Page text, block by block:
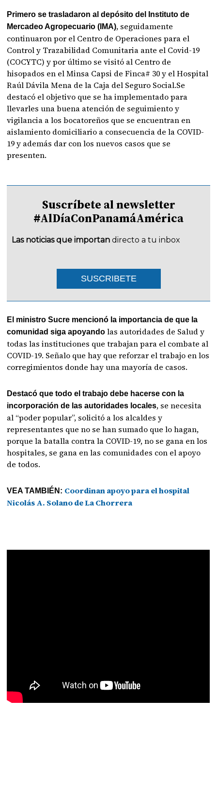
Primero se trasladaron al depósito del Instituto de
Mercadeo Agropecuario (IMA), seguidamente
continuaron por el Centro de Operaciones para el
Control y Trazabilidad Comunitaria ante el Covid-19
(COCYTC) y por último se visitó al Centro de
hisopados en el Minsa Capsi de Finca# 30 y el Hospital
Raúl Dávila Mena de la Caja del Seguro Social.Se
destacó el objetivo que se ha implementado para
llevarles una buena atención de seguimiento y
vigilancia a los bocatoreños que se encuentran en
aislamiento domiciliario a consecuencia de la COVID-
19 y además dar con los nuevos casos que se
presenten.
Suscríbete al newsletter
#AlDíaConPanamáAmérica
Las noticias que importan directo a tu inbox
SUSCRIBETE
El ministro Sucre mencionó la importancia de que la
comunidad siga apoyando las autoridades de Salud y
todas las instituciones que trabajan para el combate al
COVID-19. Señalo que hay que reforzar el trabajo en los
corregimientos donde hay una mayoría de casos.
Destacó que todo el trabajo debe hacerse con la
incorporación de las autoridades locales, se necesita
al “poder popular”, solicitó a los alcaldes y
representantes que no se han sumado que lo hagan,
porque la batalla contra la COVID-19, no se gana en los
hospitales, se gana en las comunidades con el apoyo
de todos.
VEA TAMBIÉN: Coordinan apoyo para el hospital
Nicolás A. Solano de La Chorrera